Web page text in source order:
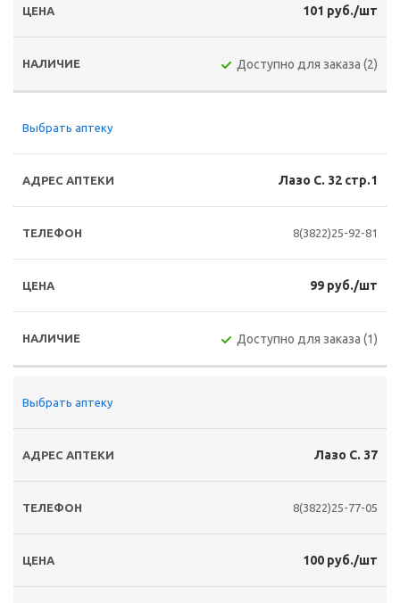
101 руб./шт
Доступно для заказа (2)
Выбрать аптеку
Лазо С. 32 стр.1
8(3822)25-92-81
99 руб./шт
Доступно для заказа (1)
Выбрать аптеку
Лазо С. 37
8(3822)25-77-05
100 руб./шт